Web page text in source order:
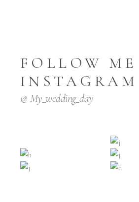
FOLLOW
INSTAGRAM
@ My_wedding_day